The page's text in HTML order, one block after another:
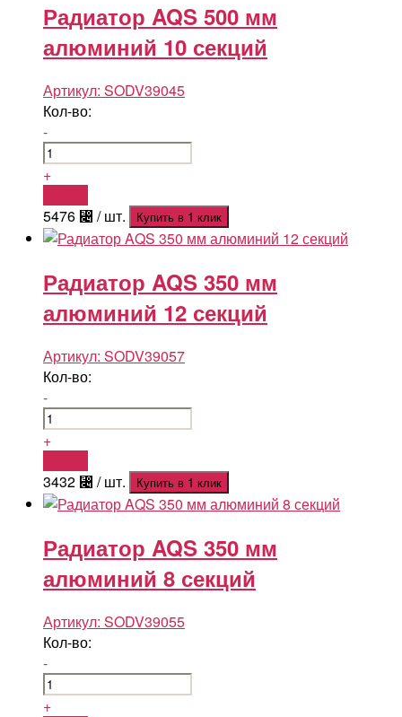
Радиатор AQS 500 мм
алюминий 10 секций
Артикул: SODV39045
Кол-во:
-
+
5476 ⃄ / шт. Купить в 1 клик
Радиатор AQS 350 мм
алюминий 12 секций
Артикул: SODV39057
Кол-во:
-
+
3432 ⃄ / шт. Купить в 1 клик
Радиатор AQS 350 мм
алюминий 8 секций
Артикул: SODV39055
Кол-во:
-
+